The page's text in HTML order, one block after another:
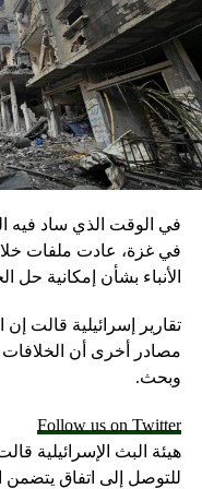
لدعم اقتصادها.
وأكد السفير القطري في
الدور الذي تلعبه تركيا
قطر “لن تتردد في تقديم
لما نقلته “الأناضول”.
وقال آل شافي إن الكثير
محلات الصرافة لشراء
العملة، كما جدد أيضاً
الشعب التركي في
RELATED TOPICS:
مهاجما حماس: لا
DON'T MISS
أدرعي ردا على
السرداب
في الوقت الذي ساد فيه
في غزة، عادت ملفات
الأنباء بشأن إمكانية حل
تقارير إسرائيلية قالت
مصادر أخرى أن
وبحث.
Follow us on Twitter
هيئة البث الإسرائيلية
للتوصل إلى اتفاق يتضمن